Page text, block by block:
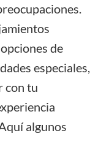
de
especiales,
con tu
algunos